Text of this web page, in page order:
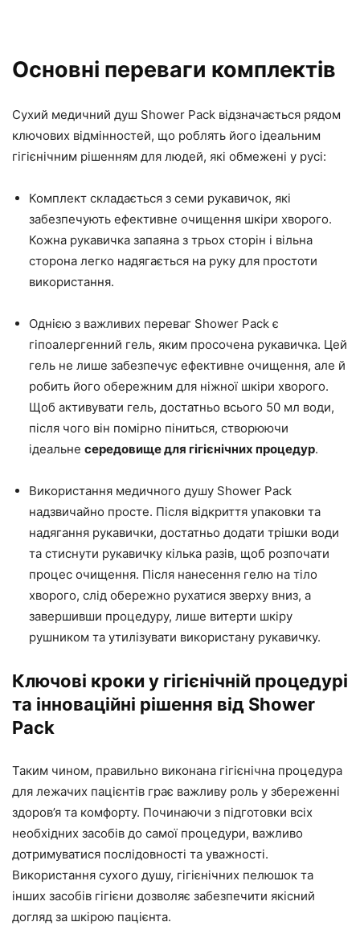
Основні переваги комплектів
Сухий медичний душ Shower Pack відзначається рядом
ключових відмінностей, що роблять його ідеальним
гігієнічним рішенням для людей, які обмежені у русі:
Комплект складається з семи рукавичок, які
забезпечують ефективне очищення шкіри хворого.
Кожна рукавичка запаяна з трьох сторін і вільна
сторона легко надягається на руку для простоти
використання.
Однією з важливих переваг Shower Pack є
гіпоалергенний гель, яким просочена рукавичка. Цей
гель не лише забезпечує ефективне очищення, але й
робить його обережним для ніжної шкіри хворого.
Щоб активувати гель, достатньо всього 50 мл води,
після чого він помірно піниться, створюючи
ідеальне середовище для гігієнічних процедур.
Використання медичного душу Shower Pack
надзвичайно просте. Після відкриття упаковки та
надягання рукавички, достатньо додати трішки води
та стиснути рукавичку кілька разів, щоб розпочати
процес очищення. Після нанесення гелю на тіло
хворого, слід обережно рухатися зверху вниз, а
завершивши процедуру, лише витерти шкіру
рушником та утилізувати використану рукавичку.
Ключові кроки у гігієнічній процедурі
та інноваційні рішення від Shower
Pack
Таким чином, правильно виконана гігієнічна процедура
для лежачих пацієнтів грає важливу роль у збереженні
здоров’я та комфорту. Починаючи з підготовки всіх
необхідних засобів до самої процедури, важливо
дотримуватися послідовності та уважності.
Використання сухого душу, гігієнічних пелюшок та
інших засобів гігієни дозволяє забезпечити якісний
догляд за шкірою пацієнта.